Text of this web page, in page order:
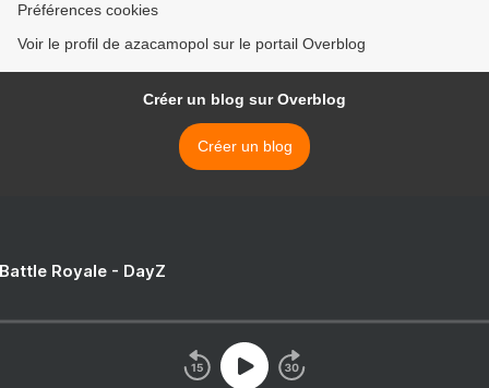
Préférences cookies
Voir le profil de azacamopol sur le portail Overblog
Créer un blog sur Overblog
Créer un blog
Royale - DayZ